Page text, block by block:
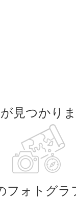
見つかり
フォトグ